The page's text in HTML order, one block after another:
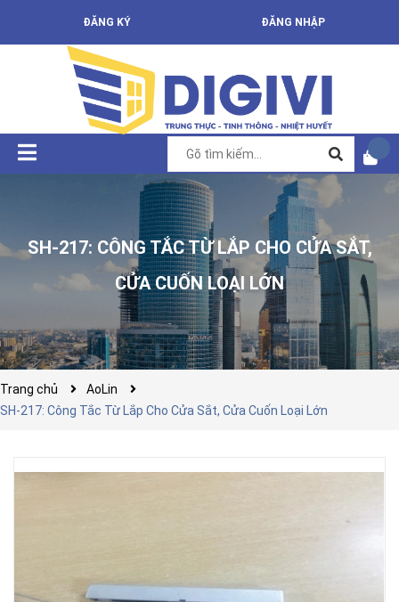
ĐĂNG KÝ ĐĂNG NHẬP
SH-217: CÔNG TẮC TỪ LẮP CHO CỬA SẮT,
CỬA CUỐN LOẠI LỚN
Trang chủ
AoLin
SH-217: Công Tắc Từ Lắp Cho Cửa Sắt, Cửa Cuốn Loại Lớn